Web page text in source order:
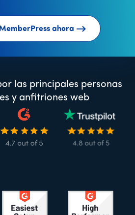
ahora
las principales personas
y anfitriones web